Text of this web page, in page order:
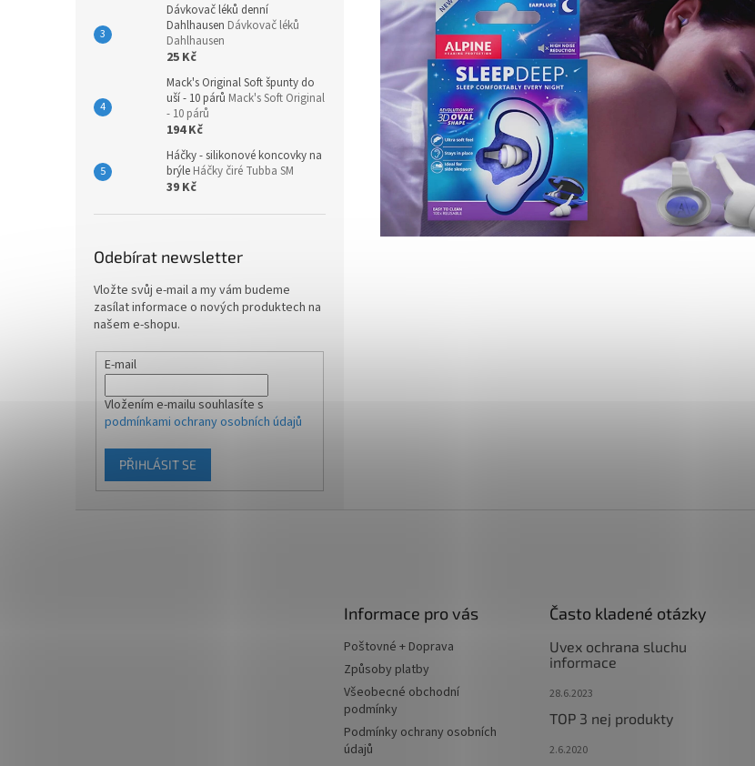
Dávkovač léků denní
Dahlhausen Dávkovač léků
Dahlhausen
25 Kč
Mack's Original Soft špunty do
uší - 10 párů Mack's Soft Original
- 10 párů
194 Kč
Háčky - silikonové koncovky na
brýle Háčky čiré Tubba SM
39 Kč
Odebírat newsletter
Vložte svůj e-mail a my vám budeme
zasílat informace o nových produktech na
našem e-shopu.
E-mail
Vložením e-mailu souhlasíte s
podmínkami ochrany osobních údajů
PŘIHLÁSIT SE
Informace pro vás
Poštovné + Doprava
Způsoby platby
Všeobecné obchodní
podmínky
Podmínky ochrany osobních
údajů
Často kladené otázky
Uvex ochrana sluchu
informace
28.6.2023
TOP 3 nej produkty
2.6.2020